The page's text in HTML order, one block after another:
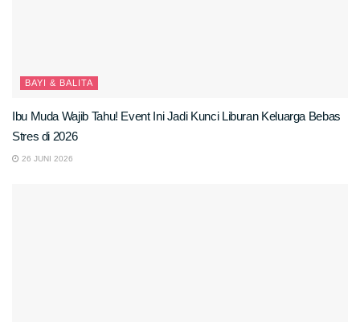
BAYI & BALITA
Ibu Muda Wajib Tahu! Event Ini Jadi Kunci Liburan Keluarga Bebas
Stres di 2026
26 JUNI 2026